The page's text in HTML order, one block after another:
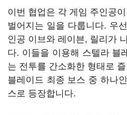
이번 협업은 각 게임 주인공
벌어지는 일을 다룹니다. 우
인공 이브와 레이븐, 릴리가
다. 이들을 이용해 스텔라 블
는 전투를 간소화한 형태로
블레이드 최종 보스 중 하나
스로 등장합니다.